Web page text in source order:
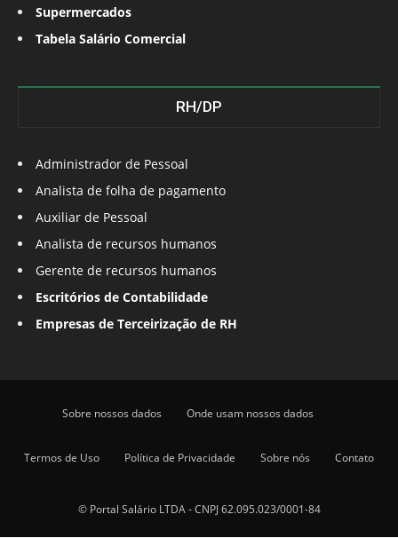
Supermercados
Tabela Salário Comercial
RH/DP
Administrador de Pessoal
Analista de folha de pagamento
Auxiliar de Pessoal
Analista de recursos humanos
Gerente de recursos humanos
Escritórios de Contabilidade
Empresas de Terceirização de RH
Sobre nossos dados Onde usam nossos dados
Termos de Uso Política de Privacidade Sobre nós Contato
© Portal Salário LTDA - CNPJ 62.095.023/0001-84